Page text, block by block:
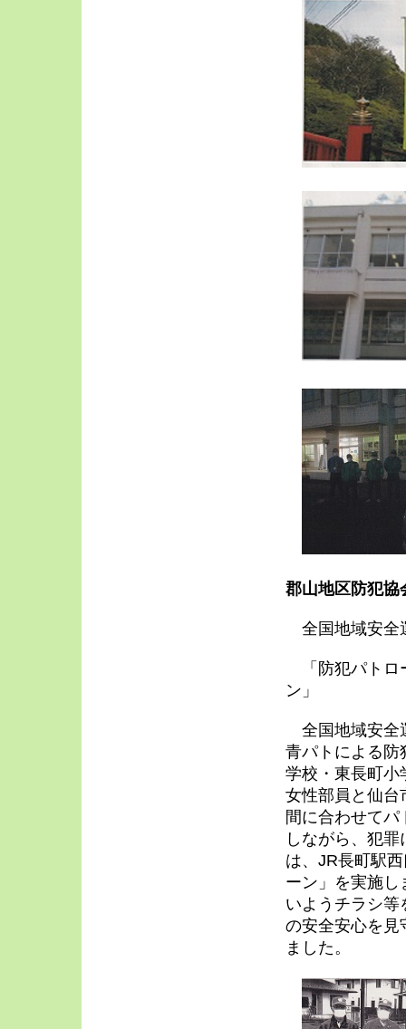
郡山地区防犯
全国地域安
「防犯パトロ
ン」
全国地域安全
青パトによる防
学校・東長町小
女性部員と仙台
間に合わせて
しながら、犯
は、JR長町駅
ーン」を実施し
いようチラシ等
の安全安心を見
ました。